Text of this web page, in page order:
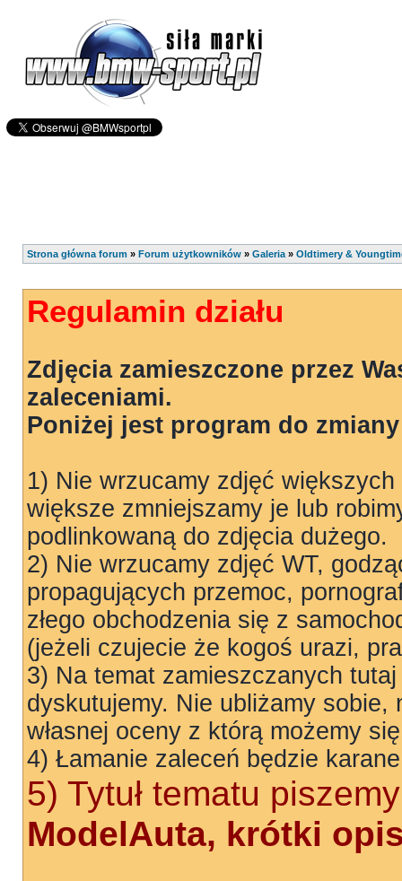
Strona główna forum » Forum użytkowników » Galeria » Oldtimery &
Regulamin działu
Zdjęcia zamieszczone przez
zaleceniami.
Poniżej jest program do
1) Nie wrzucamy zdjęć
większe zmniejszamy je lub
podlinkowaną do zdjęcia dużego.
2) Nie wrzucamy zdjęć WT,
propagujących przemoc,
złego obchodzenia się z
(jeżeli czujecie że kogoś urazi,
3) Na temat zamieszczanych
dyskutujemy. Nie ubliżamy sobie,
własnej oceny z którą możemy
4) Łamanie zaleceń będzie
5) Tytuł tematu
ModelAuta, krótki